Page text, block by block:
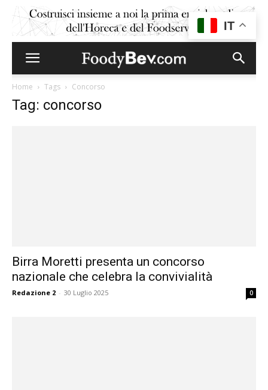
Home Tags Concorso
Tag: concorso
Birra Moretti presenta un concorso
nazionale che celebra la convivialità
Redazione 2 - 30 Luglio 2025 0
IT